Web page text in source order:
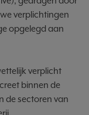
verplichtingen
opgelegd aan
verplicht
binnen de
de sectoren van